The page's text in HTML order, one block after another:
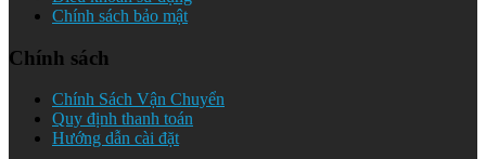
Chính sách bảo mật
Chính sách
Chính Sách Vận Chuyển
Quy định thanh toán
Hướng dẫn cài đặt